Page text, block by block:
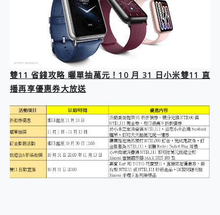
雙11 省錢攻略 曬單抽萬元！10 月 31 日小米雙11 直
播再享優惠券大放送